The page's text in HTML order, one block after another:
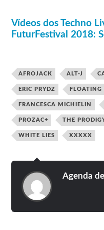
Vídeos dos Techno
FuturFestival 2018:
AFROJACK ALT-J
ERIC PRYDZ FLOATING
FRANCESCA MICHIELIN
PROZAC+ THE
WHITE LIES XXXXX
Agenda